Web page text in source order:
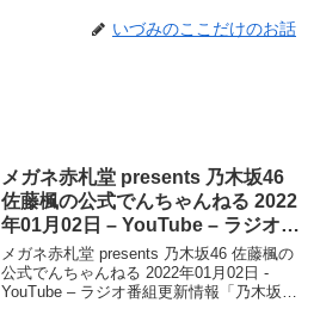
いづみのここだけのお話
メガネ赤札堂 presents 乃木坂46
佐藤楓の公式でんちゃんねる 2022
年01月02日 – YouTube – ラジオ番
組更新情報
メガネ赤札堂 presents 乃木坂46 佐藤楓の
公式でんちゃんねる 2022年01月02日 -
YouTube – ラジオ番組更新情報「乃木坂